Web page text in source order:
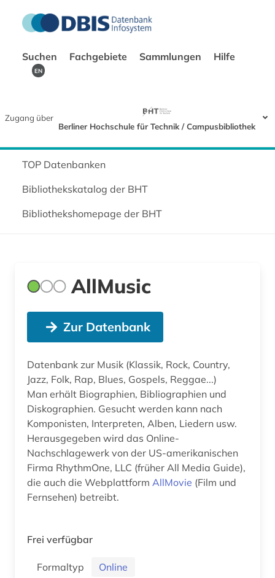
Suchen Fachgebiete Sammlungen Hilfe
EN
Zugang über
Berliner Hochschule für Technik / Campusbibliothek
TOP Datenbanken
Bibliothekskatalog der BHT
Bibliothekshomepage der BHT
AllMusic
Zur Datenbank
Datenbank zur Musik (Klassik, Rock, Country,
Jazz, Folk, Rap, Blues, Gospels, Reggae...)
Man erhält Biographien, Bibliographien und
Diskographien. Gesucht werden kann nach
Komponisten, Interpreten, Alben, Liedern usw.
Herausgegeben wird das Online-
Nachschlagewerk von der US-amerikanischen
Firma RhythmOne, LLC (früher All Media Guide),
die auch die Webplattform AllMovie (Film und
Fernsehen) betreibt.
Frei verfügbar
Formaltyp
Online